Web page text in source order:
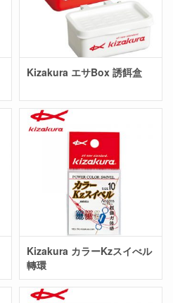
Kizakura エサBox 誘餌盒
Kizakura カラーKzスイべル
轉環